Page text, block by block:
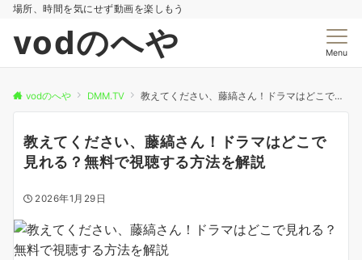
場所、時間を気にせず動画を楽しもう
vodのへや Menu
vodのへや DMM.TV 教えてください、藤縞さん！ドラマはどこで見れる？無料で視聴する方法を解説
教えてください、藤縞さん！ドラマはどこで
見れる？無料で視聴する方法を解説
2026年1月29日